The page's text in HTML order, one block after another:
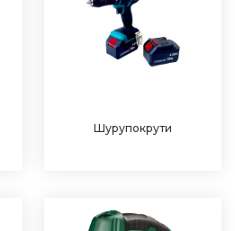
Шурупокрути